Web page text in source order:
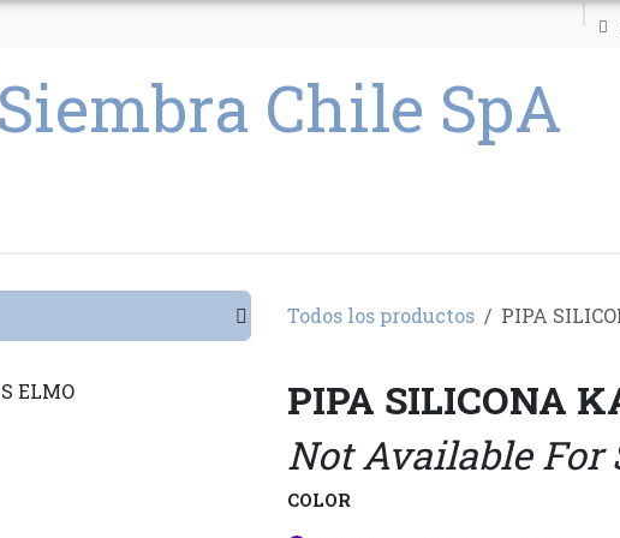
Todos los productos PIPA
PIPA SILICONA
Not Available For
COLOR